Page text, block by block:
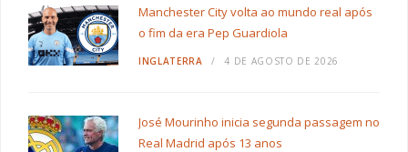
Manchester City volta ao mundo real após
o fim da era Pep Guardiola
INGLATERRA 4 DE AGOSTO DE 2026
José Mourinho inicia segunda passagem no
Real Madrid após 13 anos